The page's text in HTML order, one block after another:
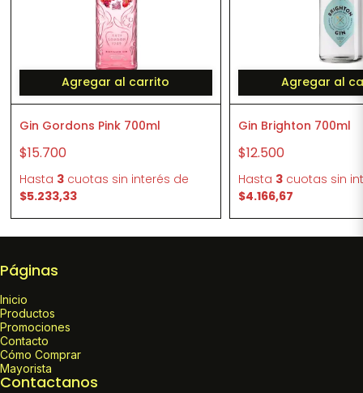
Agregar al carrito
Gin Gordons Pink 700ml
$15.700
Hasta 3cuotas sin interés de
$5.233,33
Agregar al
Gin Brighton 700ml
$12.500
Hasta 3 cuotas sin
$4.166,67
Páginas
Inicio
Productos
Promociones
Contacto
Cómo Comprar
Mayorista
Contactanos